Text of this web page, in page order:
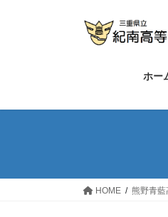
ス
ン
ホー
HOME 熊野青藍